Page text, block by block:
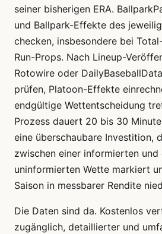
seiner bisherigen ERA.
und Ballpark-Effekte des
checken, insbesondere bei
Run-Props. Nach Lineup-
Rotowire oder
prüfen, Platoon-Effekte
endgültige Wettentscheidung
Prozess dauert 20 bis 30
eine überschaubare Investition,
zwischen einer informierten und
uninformierten Wette markiert
Saison in messbarer Rendite
Die Daten sind da. Kostenlos
zugänglich, detaillierter und